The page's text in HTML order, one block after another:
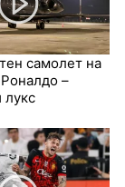
самолет на
–
лукс